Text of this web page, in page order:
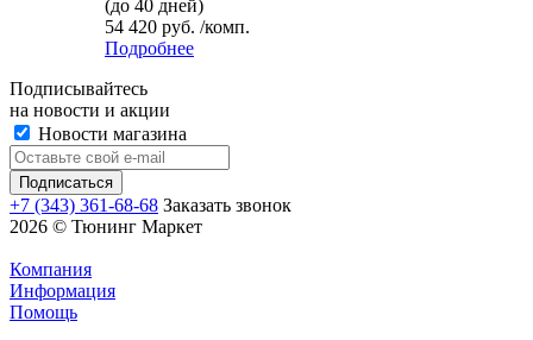
(до 40 дней)
54 420 руб. /комп.
Подробнее
Подписывайтесь
на новости и акции
Новости магазина
+7 (343) 361-68-68 Заказать звонок
2026 © Тюнинг Маркет
Компания
Информация
Помощь